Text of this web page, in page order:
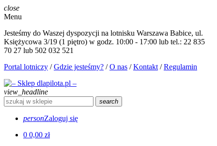
close
Menu
Jesteśmy do Waszej dyspozycji na lotnisku Warszawa Babice, ul.
Księżycowa 3/19 (1 piętro) w godz. 10:00 - 17:00 lub tel.: 22 835
70 27 lub 502 032 521
Portal lotniczy /Gdzie jesteśmy? /O nas /Kontakt /Regulamin
view_headline
search
personZaloguj się
0 0,00 zł